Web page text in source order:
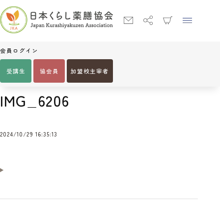
会員ログイン
受講生 協会員 加盟校主宰者
Home IMG_6206
IMG_6206
2024/10/29 16:35:13